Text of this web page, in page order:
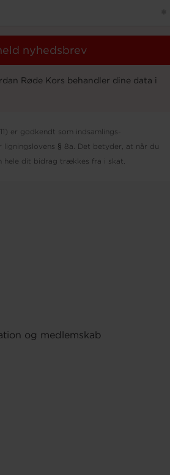
er godkendt som indsamlings-
ligningslovens § 8a. Det betyder, at når du
hele dit bidrag trækkes fra i skat.
og medlemskab